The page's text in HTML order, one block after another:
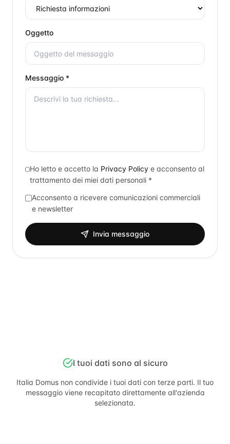
Oggetto
Messaggio *
Ho letto e accetto la Privacy Policy e acconsento al
trattamento dei miei dati personali *
Acconsento a ricevere comunicazioni commerciali
e newsletter
Invia messaggio
I tuoi dati sono al sicuro
Italia Domus non condivide i tuoi dati con terze parti. Il tuo
messaggio viene recapitato direttamente all'azienda
selezionata.